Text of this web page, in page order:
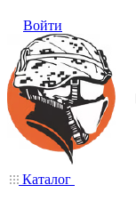
Войти
Каталог